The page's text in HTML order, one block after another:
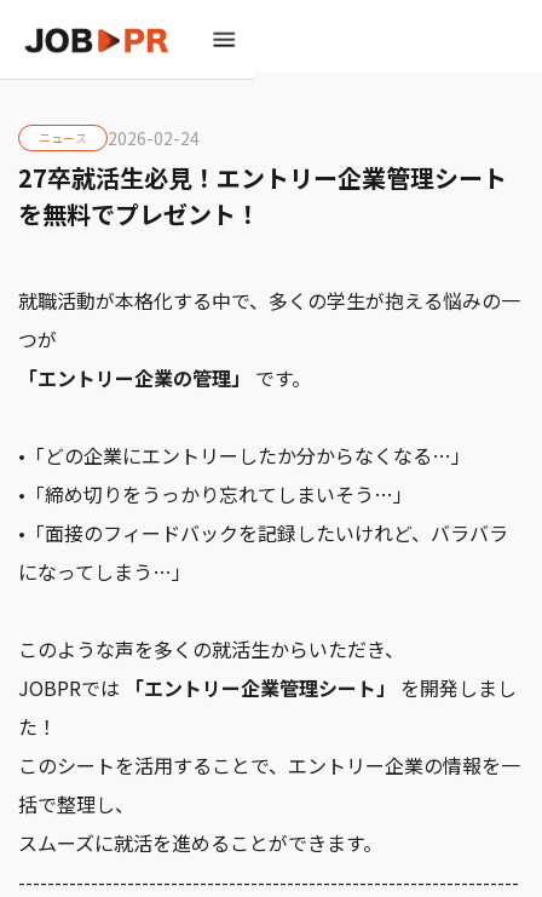
ニュース 2026-02-24
27卒就活生必見！エントリー企業管理シート
を無料でプレゼント！
就職活動が本格化する中で、多くの学生が抱える悩みの一
つが
「エントリー企業の管理」
です。
•「どの企業にエントリーしたか分からなくなる…」
•「締め切りをうっかり忘れてしまいそう…」
•「面接のフィードバックを記録したいけれど、バラバラ
になってしまう…」
このような声を多くの就活生からいただき、
JOBPRでは
「エントリー企業管理シート」
を開発しまし
た！
このシートを活用することで、エントリー企業の情報を一
括で整理し、
スムーズに就活を進めることができます。
---------------------------------------------------------------------